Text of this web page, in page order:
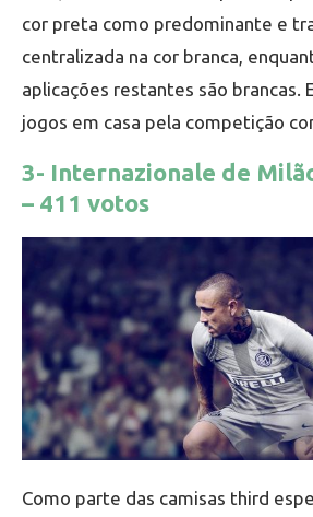
cor preta como predominante e
centralizada na cor branca,
aplicações restantes são brancas.
jogos em casa pela competição
3- Internazionale de
– 411 votos
Como parte das camisas third